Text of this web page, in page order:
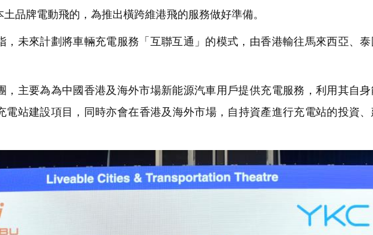
品牌電動飛的，為推出橫跨維港飛的服務做好準備。
，未來計劃將車輛充電服務「互聯互通」的模式，由香港輸往馬來西亞、泰
，主要為為中國香港及海外市場新能源汽車用戶提供充電服務，利用其自身
電站建設項目，同時亦會在香港及海外市場，自持資產進行充電站的投資、